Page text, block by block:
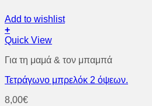
Add to wishlist
+
Quick View
Για τη μαμά & τον μπαμπά
Τετράγωνο μπρελόκ 2 όψεων.
8,00€